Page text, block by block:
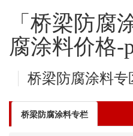
「桥梁防腐
腐涂料价格-
桥梁防腐涂料专
桥梁防腐涂料专栏